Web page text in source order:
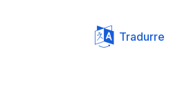
Tradurre